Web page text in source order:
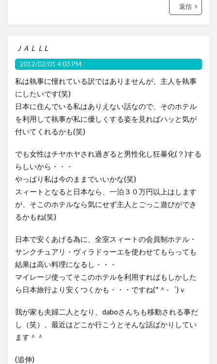
返信
ＪＡＬＬL
2012/02/01 4:03 PM
私は執事に憧れている訳ではありませんが、主人を執事
にしたいです(笑)
日本に住んでいる私はありえない話なので、そのホテル
を利用して執事が私に優しくする姿を見ればハッと気が
付いてくれるかも(笑)
でも女性はチヤホヤされ過ぎると男性化し狂暴化(？)する
らしいから・・・
やっぱり私は今のままでいいかな(笑)
スィートとなると日本なら、一泊３０万円以上はします
が、そこのホテルなら気にせず主人とごっこ遊びができ
るかもね(笑)
日本で安くあげる為に、全室スィートの会員制ホテル・
サンクチュアリ・ヴィラドゥーエを使わせてもらっても
結果は高い料理になるし・・・
マイレージ使ってそこのホテルを利用すればもしかした
ら日本旅行より安くつくかも・・・ですね(*＾-゜)ｖ
我が家も夫婦二人となり、daboさんちも移動される事だ
し（笑）、最近はどこか行こうとそんな話ばかりしてい
ます＾＾
(追伸)